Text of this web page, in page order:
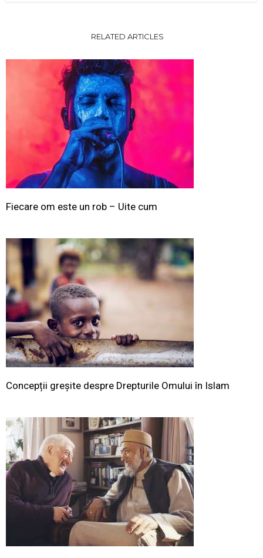
RELATED ARTICLES
Fiecare om este un rob – Uite cum
Concepții greșite despre Drepturile Omului în Islam